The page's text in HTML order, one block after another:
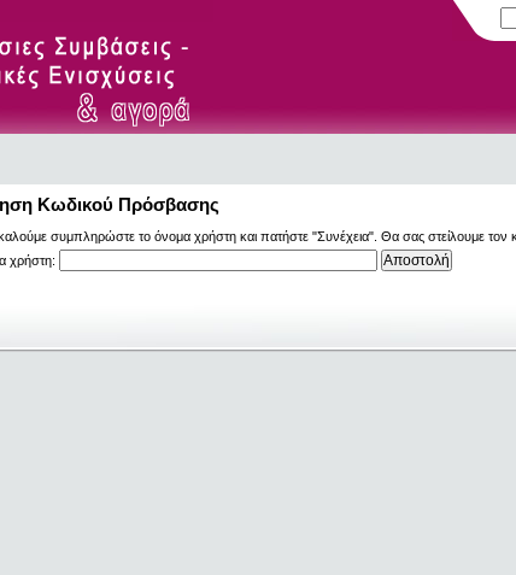
Κωδικού Πρόσβασης
συμπληρώστε το όνομα χρήστη και πατήστε "Συνέχεια". Θα σας στείλουμε
χρήστη: